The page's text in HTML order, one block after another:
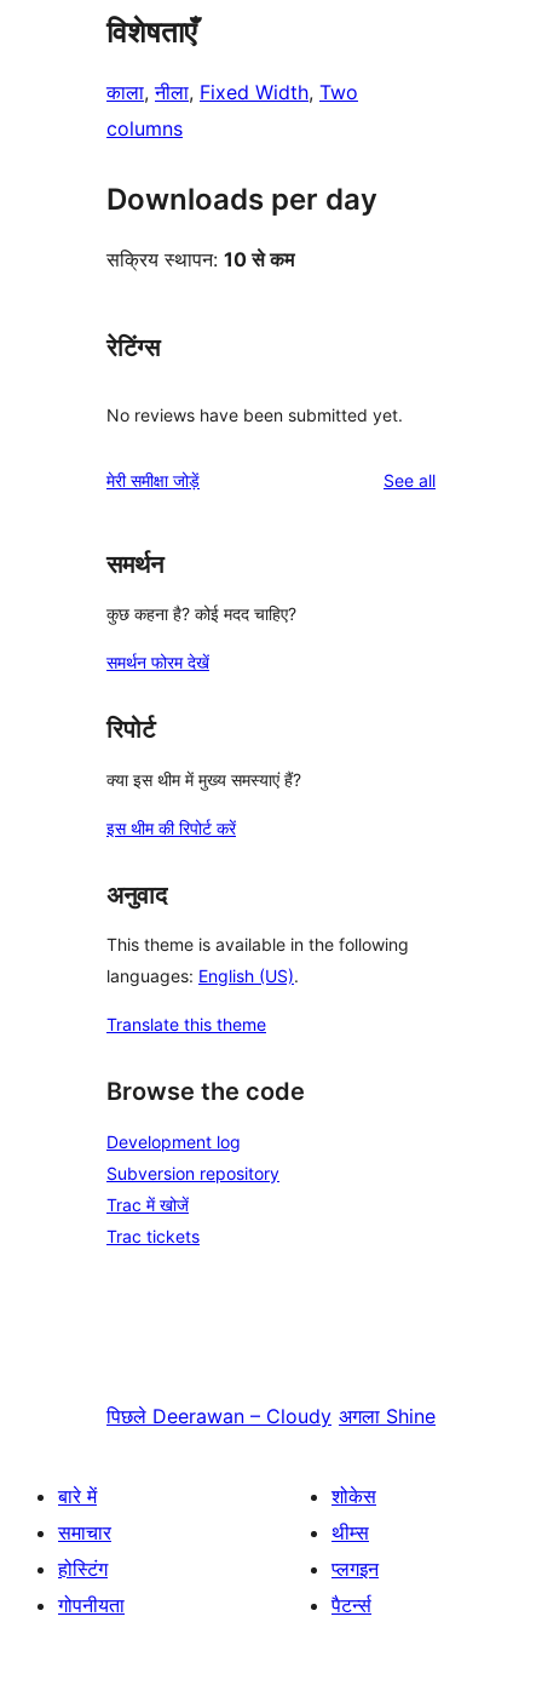
विशेषताएँ
काला, नीला, Fixed Width, Two
columns
Downloads per day
सक्रिय स्थापन: 10 से कम
रेटिंग्स
No reviews have been submitted yet.
मेरी समीक्षा जोड़ें See allreviews
समर्थन
कुछ कहना है? कोई मदद चाहिए?
समर्थन फोरम देखें
रिपोर्ट
क्या इस थीम में मुख्य समस्याएं हैं?
इस थीम की रिपोर्ट करें
अनुवाद
This theme is available in the following
languages: English (US).
Translate this theme
Browse the code
Development log
Subversion repository
Trac में खोजें
Trac tickets
पिछले Deerawan – Cloudy अगला Shine
बारे में
समाचार
होस्टिंग
गोपनीयता
शोकेस
थीम्स
प्लगइन
पैटर्न्स